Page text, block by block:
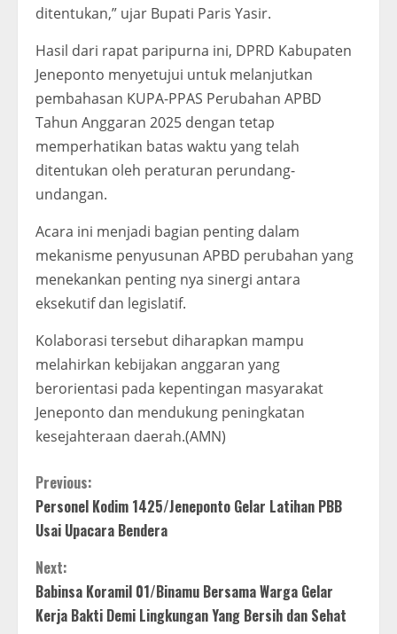
ditentukan,” ujar Bupati Paris Yasir.
Hasil dari rapat paripurna ini, DPRD Kabupaten
Jeneponto menyetujui untuk melanjutkan
pembahasan KUPA-PPAS Perubahan APBD
Tahun Anggaran 2025 dengan tetap
memperhatikan batas waktu yang telah
ditentukan oleh peraturan perundang-
undangan.
Acara ini menjadi bagian penting dalam
mekanisme penyusunan APBD perubahan yang
menekankan penting nya sinergi antara
eksekutif dan legislatif.
Kolaborasi tersebut diharapkan mampu
melahirkan kebijakan anggaran yang
berorientasi pada kepentingan masyarakat
Jeneponto dan mendukung peningkatan
kesejahteraan daerah.(AMN)
C
o
n
t
Previous:
Personel Kodim 1425/Jeneponto Gelar Latihan PBB
Usai Upacara Bendera
Next:
Babinsa Koramil 01/Binamu Bersama Warga Gelar
Kerja Bakti Demi Lingkungan Yang Bersih dan Sehat